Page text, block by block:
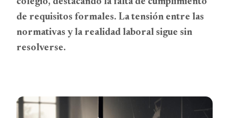
de requisitos formales. La tensión entre las
normativas y la realidad laboral sigue sin
resolverse.